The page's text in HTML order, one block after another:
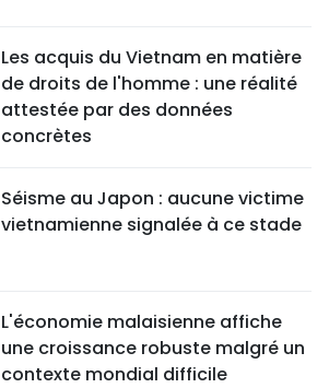
Les acquis du Vietnam en matière
de droits de l'homme : une réalité
attestée par des données
concrètes
Séisme au Japon : aucune victime
vietnamienne signalée à ce stade
L'économie malaisienne affiche
une croissance robuste malgré un
contexte mondial difficile